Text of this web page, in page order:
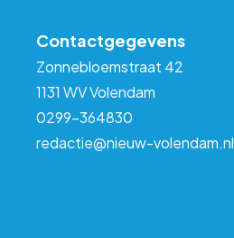
Contactgegevens
Zonnebloemstraat 42
1131 WV Volendam
0299-364830
redactie@nieuw-volendam.nl